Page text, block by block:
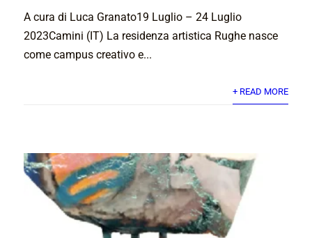
A cura di Luca Granato19 Luglio – 24 Luglio
2023Camini (IT) La residenza artistica Rughe nasce
come campus creativo e...
+ READ MORE